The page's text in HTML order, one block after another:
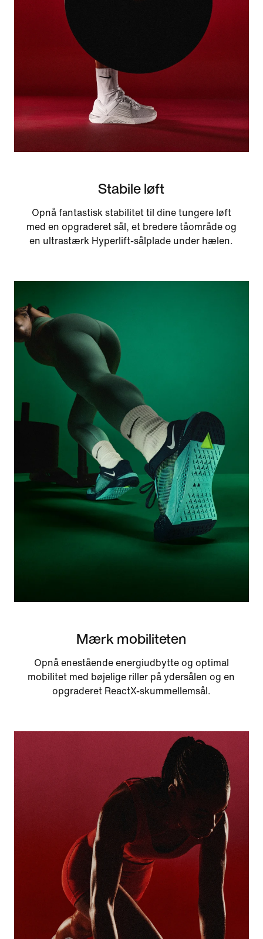
Stabile løft
Opnå fantastisk stabilitet til dine tungere løft
med en opgraderet sål, et bredere tåområde og
en ultrastærk Hyperlift-sålplade under hælen.
Mærk mobiliteten
Opnå enestående energiudbytte og optimal
mobilitet med bøjelige riller på ydersålen og en
opgraderet ReactX-skummellemsål.